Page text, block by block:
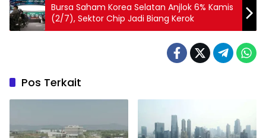
Bursa Saham Korea Selatan Anjlok 6% Kamis
(2/7), Sektor Chip Jadi Biang Kerok
Pos Terkait